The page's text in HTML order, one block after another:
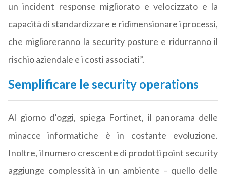
un incident response migliorato e velocizzato e la
capacità di standardizzare e ridimensionare i processi,
che miglioreranno la security posture e ridurranno il
rischio aziendale e i costi associati”.
Semplificare le security operations
Al giorno d’oggi, spiega Fortinet, il panorama delle
minacce informatiche è in costante evoluzione.
Inoltre, il numero crescente di prodotti point security
aggiunge complessità in un ambiente – quello delle